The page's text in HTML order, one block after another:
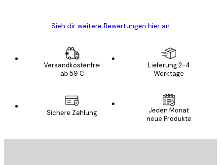
Sieh dir weitere Bewertungen hier an
Versandkostenfrei
ab 59 €
Lieferung 2-4
Werktage
Sichere Zahlung
Jeden Monat
neue Produkte